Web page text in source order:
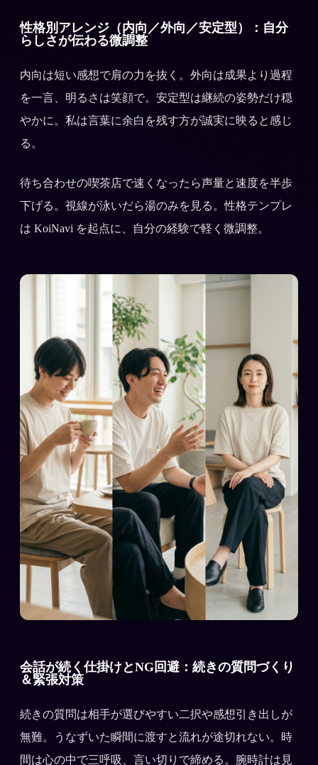
性格別アレンジ（内向／外向／安定型）：自分
らしさが伝わる微調整
内向は短い感想で肩の力を抜く。外向は成果より過程
を一言、明るさは笑顔で。安定型は継続の姿勢だけ穏
やかに。私は言葉に余白を残す方が誠実に映ると感じ
る。
待ち合わせの喫茶店で速くなったら声量と速度を半歩
下げる。視線が泳いだら湯のみを見る。性格テンプレ
は KoiNavi を起点に、自分の経験で軽く微調整。
会話が続く仕掛けとNG回避：続きの質問づくり
＆緊張対策
続きの質問は相手が選びやすい二択や感想引き出しが
無難。うなずいた瞬間に渡すと流れが途切れない。時
間は心の中で三呼吸、言い切りで締める。腕時計は見